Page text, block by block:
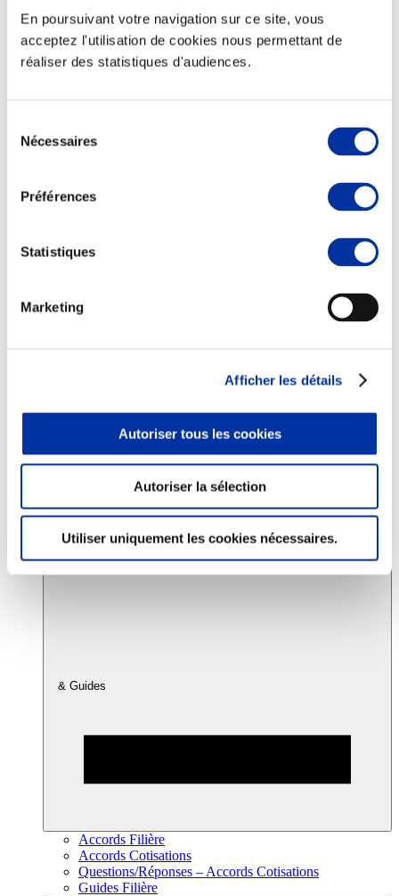
En poursuivant votre navigation sur ce site, vous
acceptez l'utilisation de cookies nous permettant de
réaliser des statistiques d'audiences.
Nécessaires
Préférences
Statistiques
Marketing
Afficher les détails
Autoriser tous les cookies
Autoriser la sélection
Utiliser uniquement les cookies nécessaires.
Partenaire Climat
Consommation
Sécurité sanitaire
Viandes et santé
Info-veille scientifique
Sources d’information
& Guides
Accords Filière
Accords Cotisations
Questions/Réponses – Accords Cotisations
Guides Filière